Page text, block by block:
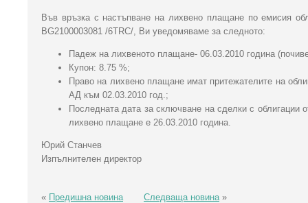
Във връзка с настъпване на лихвено плащане по емисия
BG2100003081 /6TRC/, Ви уведомяваме за следното:
Падеж на лихвеното плащане- 06.03.2010 година
Купон: 8.75 %;
Право на лихвено плащане имат притежателите на
АД към 02.03.2010 год.;
Последната дата за сключване на сделки с облигации
лихвено плащане е 26.03.2010 година.
Юрий Станчев
Изпълнителен директор
« Предишна новина Следваща новина»